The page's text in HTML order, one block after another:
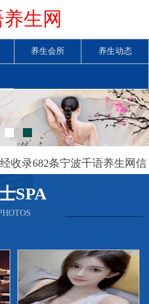
生网
养生会所 养生动态
收录682条宁波千语养生网信
SPA